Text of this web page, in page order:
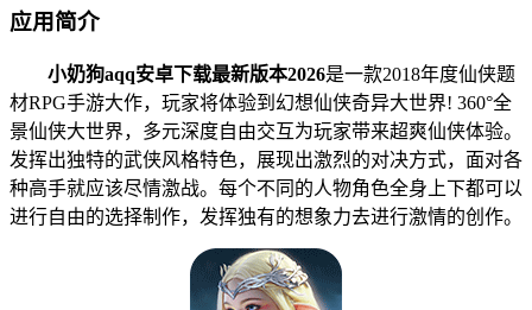
应用简介
小奶狗aqq安卓下载最新版本2026是一款2018年度仙侠题
材RPG手游大作，玩家将体验到幻想仙侠奇异大世界! 360°全
景仙侠大世界，多元深度自由交互为玩家带来超爽仙侠体验。
发挥出独特的武侠风格特色，展现出激烈的对决方式，面对各
种高手就应该尽情激战。每个不同的人物角色全身上下都可以
进行自由的选择制作，发挥独有的想象力去进行激情的创作。